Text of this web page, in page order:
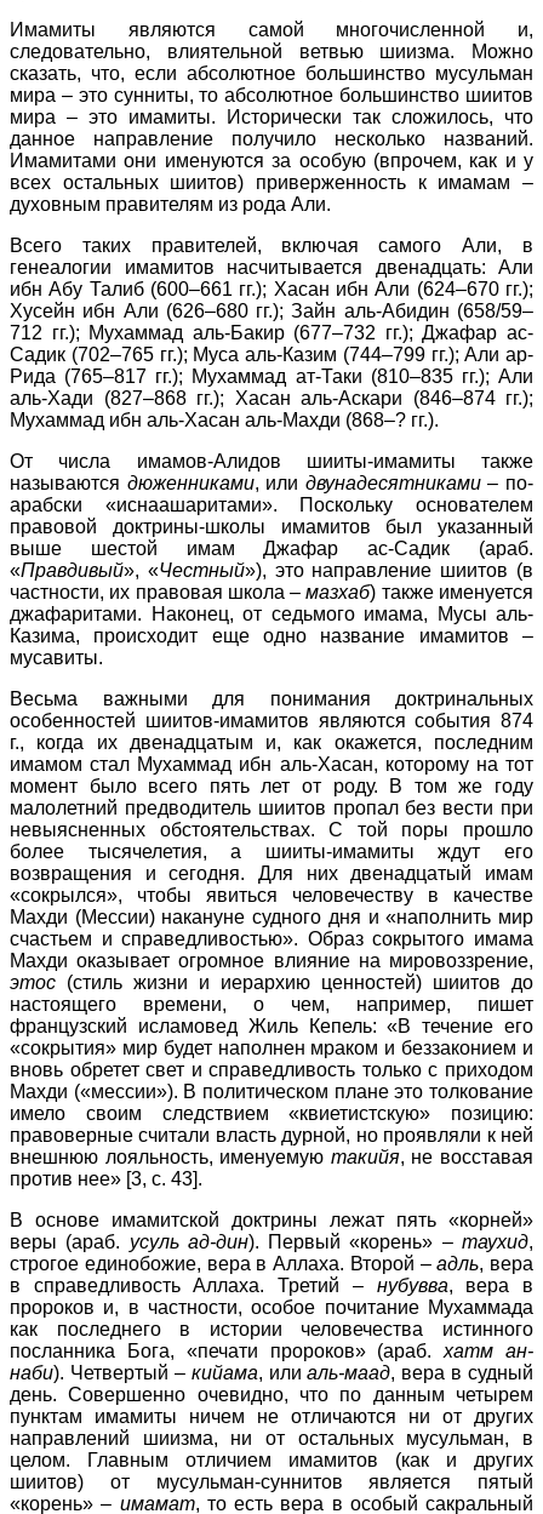
Имамиты являются самой многочисленной и,
следовательно, влиятельной ветвью шиизма. Можно
сказать, что, если абсолютное большинство мусульман
мира – это сунниты, то абсолютное большинство шиитов
мира – это имамиты. Исторически так сложилось, что
данное направление получило несколько названий.
Имамитами они именуются за особую (впрочем, как и у
всех остальных шиитов) приверженность к имамам –
духовным правителям из рода Али.
Всего таких правителей, включая самого Али, в
генеалогии имамитов насчитывается двенадцать: Али
ибн Абу Талиб (600–661 гг.); Хасан ибн Али (624–670 гг.);
Хусейн ибн Али (626–680 гг.); Зайн аль-Абидин (658/59–
712 гг.); Мухаммад аль-Бакир (677–732 гг.); Джафар ас-
Садик (702–765 гг.); Муса аль-Казим (744–799 гг.); Али ар-
Рида (765–817 гг.); Мухаммад ат-Таки (810–835 гг.); Али
аль-Хади (827–868 гг.); Хасан аль-Аскари (846–874 гг.);
Мухаммад ибн аль-Хасан аль-Махди (868–? гг.).
От числа имамов-Алидов шииты-имамиты также
называются дюженниками, или двунадесятниками– по-
арабски «иснаашаритами». Поскольку основателем
правовой доктрины-школы имамитов был указанный
выше шестой имам Джафар ас-Садик (араб.
«Правдивый», «Честный»), это направление шиитов (в
частности, их правовая школа –мазхаб) также именуется
джафаритами. Наконец, от седьмого имама, Мусы аль-
Казима, происходит еще одно название имамитов –
мусавиты.
Весьма важными для понимания доктринальных
особенностей шиитов-имамитов являются события 874
г., когда их двенадцатым и, как окажется, последним
имамом стал Мухаммад ибн аль-Хасан, которому на тот
момент было всего пять лет от роду. В том же году
малолетний предводитель шиитов пропал без вести при
невыясненных обстоятельствах. С той поры прошло
более тысячелетия, а шииты-имамиты ждут его
возвращения и сегодня. Для них двенадцатый имам
«сокрылся», чтобы явиться человечеству в качестве
Махди (Мессии) накануне судного дня и «наполнить мир
счастьем и справедливостью». Образ сокрытого имама
Махди оказывает огромное влияние на мировоззрение,
этос (стиль жизни и иерархию ценностей) шиитов до
настоящего времени, о чем, например, пишет
французский исламовед Жиль Кепель: «В течение его
«сокрытия» мир будет наполнен мраком и беззаконием и
вновь обретет свет и справедливость только с приходом
Махди («мессии»). В политическом плане это толкование
имело своим следствием «квиетистскую» позицию:
правоверные считали власть дурной, но проявляли к ней
внешнюю лояльность, именуемую такийя, не восставая
против нее» [3, с. 43].
В основе имамитской доктрины лежат пять «корней»
веры (араб. усуль ад-дин). Первый «корень» –таухид,
строгое единобожие, вера в Аллаха. Второй –адль, вера
в справедливость Аллаха. Третий – нубувва, вера в
пророков и, в частности, особое почитание Мухаммада
как последнего в истории человечества истинного
посланника Бога, «печати пророков» (араб.хатм ан-
наби). Четвертый – кийама, илиаль-маад, вера в судный
день. Совершенно очевидно, что по данным четырем
пунктам имамиты ничем не отличаются ни от других
направлений шиизма, ни от остальных мусульман, в
целом. Главным отличием имамитов (как и других
шиитов) от мусульман-суннитов является пятый
«корень» – имамат, то есть вера в особый сакральный